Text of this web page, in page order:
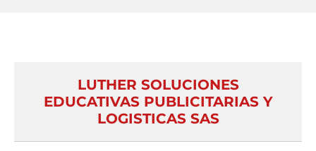
LUTHER SOLUCIONES
EDUCATIVAS PUBLICITARIAS Y
LOGISTICAS SAS